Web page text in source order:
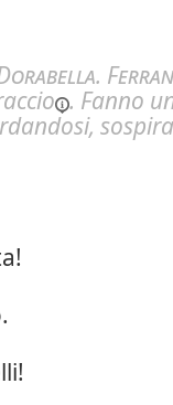
.
. Fanno